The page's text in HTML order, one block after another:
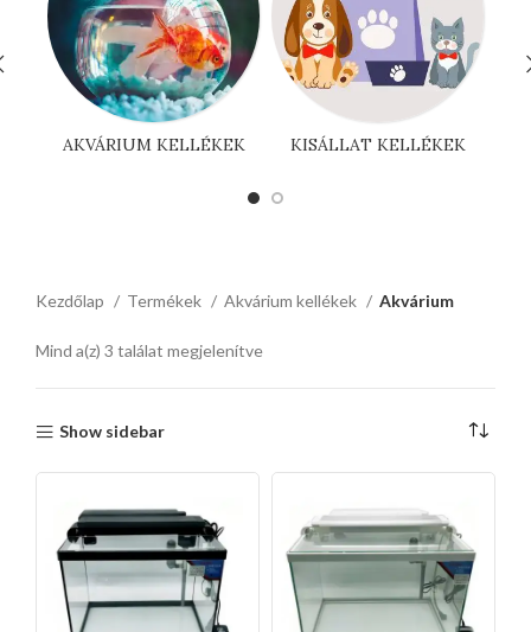
AKVÁRIUM KELLÉKEK KISÁLLAT KELLÉKEK
Kezdőlap Termékek Akvárium kellékek Akvárium
Mind a(z) 3 találat megjelenítve
Show sidebar